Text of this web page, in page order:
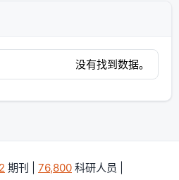
没有找到数据。
期刊 | 76,800 科研人员 |